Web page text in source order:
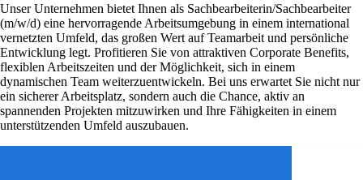
Unser Unternehmen bietet Ihnen als Sachbearbeiterin/Sachbearbeiter
(m/w/d) eine hervorragende Arbeitsumgebung in einem international
vernetzten Umfeld, das großen Wert auf Teamarbeit und persönliche
Entwicklung legt. Profitieren Sie von attraktiven Corporate Benefits,
flexiblen Arbeitszeiten und der Möglichkeit, sich in einem
dynamischen Team weiterzuentwickeln. Bei uns erwartet Sie nicht nur
ein sicherer Arbeitsplatz, sondern auch die Chance, aktiv an
spannenden Projekten mitzuwirken und Ihre Fähigkeiten in einem
unterstützenden Umfeld auszubauen.